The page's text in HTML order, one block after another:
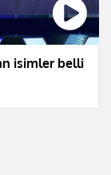
isimler belli